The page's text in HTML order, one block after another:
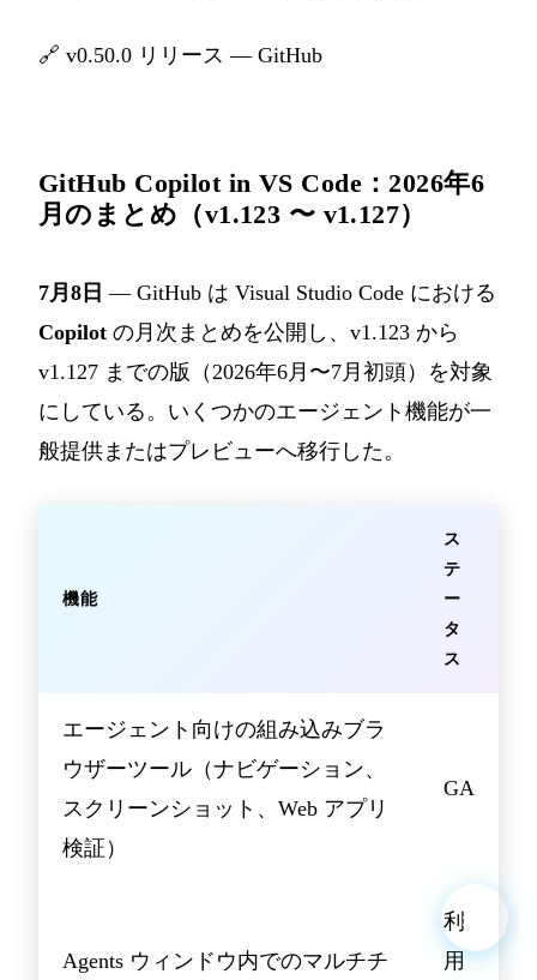
🔗 v0.50.0 リリース — GitHub
GitHub Copilot in VS Code：2026年6
月のまとめ（v1.123 〜 v1.127）
7月8日 — GitHub は Visual Studio Code における
Copilot の月次まとめを公開し、v1.123 から
v1.127 までの版（2026年6月〜7月初頭）を対象
にしている。いくつかのエージェント機能が一
般提供またはプレビューへ移行した。
機能
ス
テ
ー
タ
ス
エージェント向けの組み込みブラ
ウザーツール（ナビゲーション、
スクリーンショット、Web アプリ
検証）
GA
Agents ウィンドウ内でのマルチチ
利
用